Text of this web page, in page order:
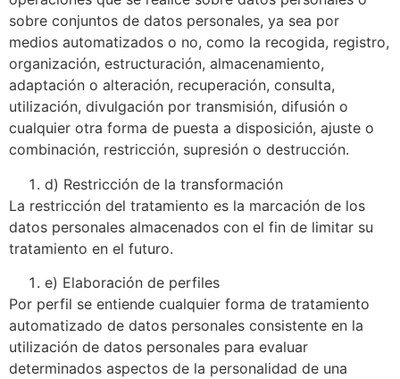
sobre conjuntos de datos personales, ya sea por
medios automatizados o no, como la recogida, registro,
organización, estructuración, almacenamiento,
adaptación o alteración, recuperación, consulta,
utilización, divulgación por transmisión, difusión o
cualquier otra forma de puesta a disposición, ajuste o
combinación, restricción, supresión o destrucción.
d) Restricción de la transformación
La restricción del tratamiento es la marcación de los
datos personales almacenados con el fin de limitar su
tratamiento en el futuro.
e) Elaboración de perfiles
Por perfil se entiende cualquier forma de tratamiento
automatizado de datos personales consistente en la
utilización de datos personales para evaluar
determinados aspectos de la personalidad de una